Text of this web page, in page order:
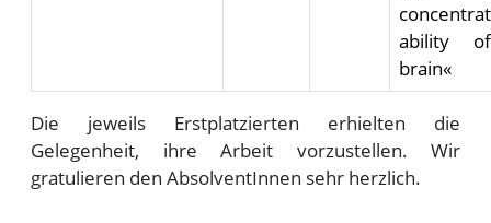
ability
brain«
Die jeweils Erstplatzierten erhielten die
Gelegenheit, ihre Arbeit vorzustellen. Wir
gratulieren den AbsolventInnen sehr herzlich.